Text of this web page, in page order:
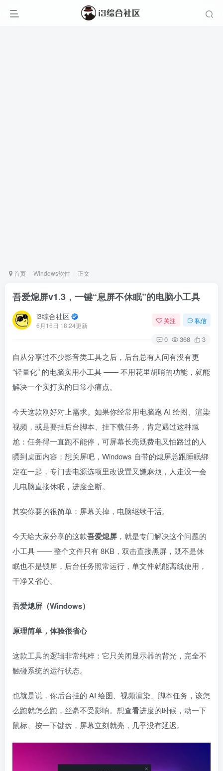
首页 Windows软件 正文
吾爱熄屏v1.3，一键“息屏不休眠”的电脑小工具
i3综合社区
6月16日 18:24更新
关注 私信
0 368 3
自从分享过不少影音类工具之后，后台总有人问有没有更
“轻量化” 的电脑实用小工具 —— 不用花里胡哨的功能，就能
解决一个实打实的日常小痛点。
今天这款刚好对上需求。如果你经常用电脑跑 AI 绘图、渲染
视频，或是要挂后台脚本、挂下载任务，肯定遇过这种尴
尬：任务得一直跑不能停，可屏幕长亮既费电又怕路过的人
瞟到桌面内容；想关屏吧，Windows 自带的熄屏总跟睡眠绑
定在一起，专门去电源选项里改设置又嫌麻烦，人走没一会
儿电脑直接休眠，进度全断。
其实你要的很简单：屏幕关掉，电脑继续干活。
今天给大家分享的这款吾爱熄屏 ，就是专门解决这个问题的
小工具 —— 整个文件只有 8KB，双击直接黑屏，既不是休
眠也不是锁屏，后台任务照常运行，单文件就能离线使用，
干净又省心。
吾爱熄屏（Windows）
原理简单，体验很省心
这款工具的逻辑非常纯粹：它只关闭显示器的背光，完全不
触碰系统的运行状态。
也就是说，你后台挂的 AI 绘图、视频渲染、脚本任务，该怎
么跑就怎么跑，丝毫不受影响。想查看进度的时候，动一下
鼠标、按一下键盘，屏幕立刻就亮，几乎没有延迟。